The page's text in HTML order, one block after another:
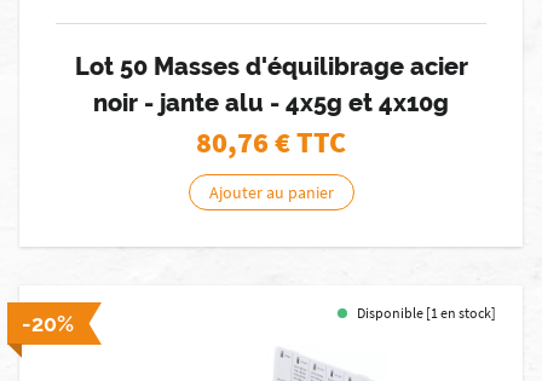
Lot 50 Masses d'équilibrage acier
noir - jante alu - 4x5g et 4x10g
80,76€ TTC
Ajouter au panier
-20% Disponible [1 en stock]